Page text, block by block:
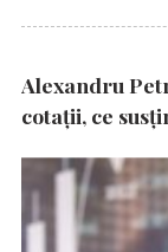
Alexandru
cotații, ce